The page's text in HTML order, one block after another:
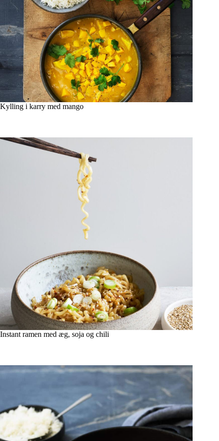
Kylling i karry med mango
Instant ramen med æg, soja og chili